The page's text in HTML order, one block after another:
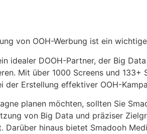
von OOH-Werbung ist ein
idealer DOOH-Partner, der Big
Mit über 1000 Screens und
der Erstellung effektiver OOH-
planen möchten, sollten Sie
von Big Data und präziser
hinaus bietet Smadooh